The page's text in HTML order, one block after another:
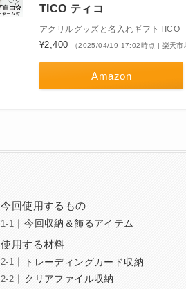
TICO ティコ
アクリルグッズと名入れギフトTICO
¥2,400 （2025/04/19 17:02時点 | 楽天市
Amazon
今回使用するもの
今回収納＆飾るアイテム
使用する材料
トレーディングカード収納
クリアファイル収納